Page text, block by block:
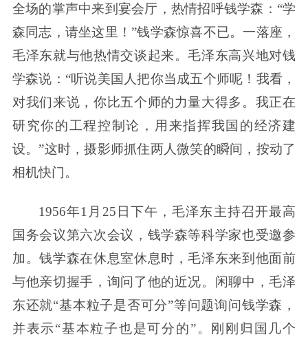
全场的掌声中来到宴会厅，热情招呼钱学森：“学
森同志，请坐这里！”钱学森惊喜不已。一落座，
毛泽东就与他热情交谈起来。毛泽东高兴地对钱
学森说：“听说美国人把你当成五个师呢！我看，
对我们来说，你比五个师的力量大得多。我正在
研究你的工程控制论，用来指挥我国的经济建
设。”这时，摄影师抓住两人微笑的瞬间，按动了
相机快门。
1956年1月25日下午，毛泽东主持召开最高
国务会议第六次会议，钱学森等科学家也受邀参
加。钱学森在休息室休息时，毛泽东来到他面前
与他亲切握手，询问了他的近况。闲聊中，毛泽
东还就“基本粒子是否可分”等问题询问钱学森，
并表示“基本粒子也是可分的”。刚刚归国几个